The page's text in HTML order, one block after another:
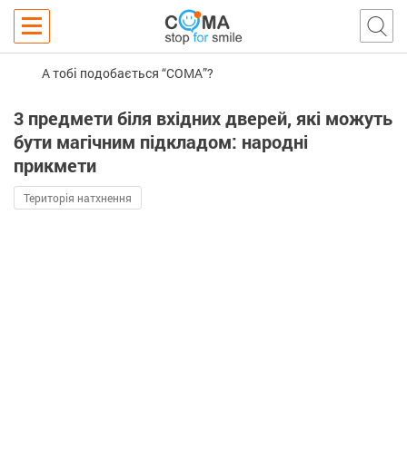
А тобі подобається “COMA”?
3 предмети біля вхідних дверей, які можуть
бути магічним підкладом: народні
прикмети
Територія натхнення